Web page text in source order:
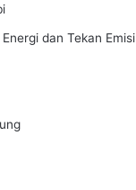
dan Tekan Emisi